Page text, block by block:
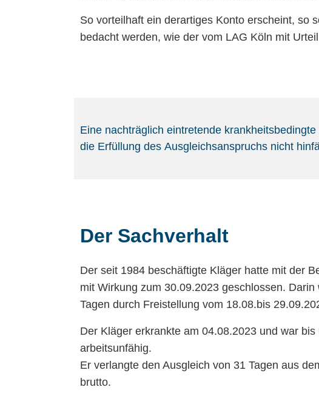
So vorteilhaft ein derartiges Konto erscheint, so
bedacht werden, wie der vom LAG Köln mit
Eine nachträglich eintretende
die Erfüllung des Ausgleichsanspruchs nicht
Der Sachverhalt
Der seit 1984 beschäftigte Kläger hatte mit der
mit Wirkung zum 30.09.2023 geschlossen.
Tagen durch Freistellung vom 18.08.bis
Der Kläger erkrankte am 04.08.2023 und war
arbeitsunfähig.
Er verlangte den Ausgleich von 31 Tagen aus
brutto.